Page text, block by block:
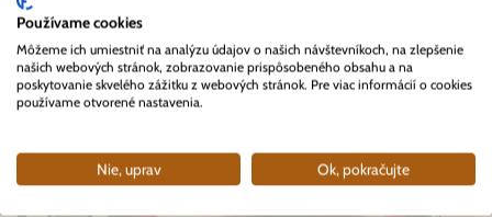
Používame cookies
Môžeme ich umiestniť na analýzu údajov o našich návštevníkoch, na zlepšenie
našich webových stránok, zobrazovanie prispôsobeného obsahu a na
poskytovanie skvelého zážitku z webových stránok. Pre viac informácií o cookies
používame otvorené nastavenia.
Nie, uprav Ok, pokračujte